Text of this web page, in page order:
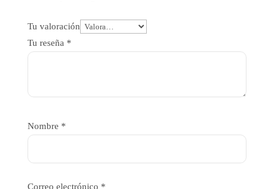
Tu valoración
Tu reseña *
Nombre *
Correo electrónico *